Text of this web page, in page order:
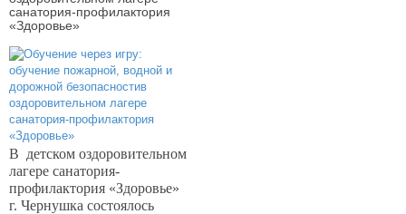
санатория-профилактория
«Здоровье»
В детском оздоровительном
лагере санатория-
профилактория «Здоровье»
г. Чернушка состоялось